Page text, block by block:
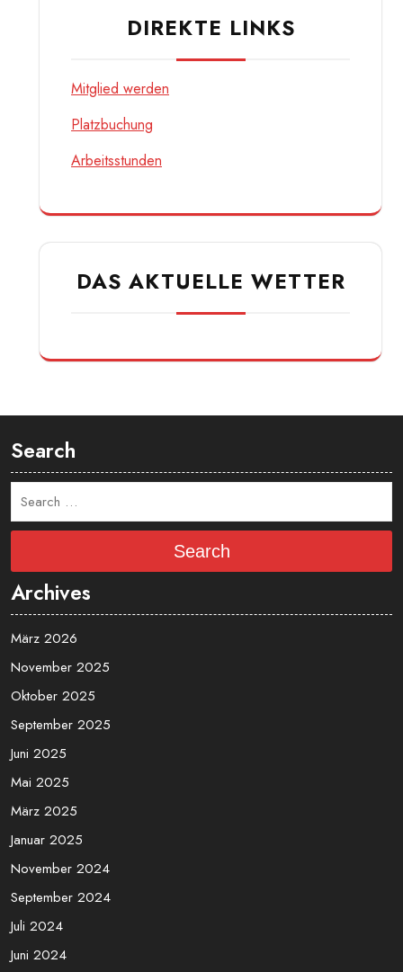
DIREKTE LINKS
Mitglied werden
Platzbuchung
Arbeitsstunden
DAS AKTUELLE WETTER
Search
Search
Archives
März 2026
November 2025
Oktober 2025
September 2025
Juni 2025
Mai 2025
März 2025
Januar 2025
November 2024
September 2024
Juli 2024
Juni 2024